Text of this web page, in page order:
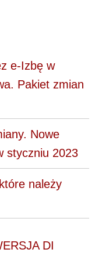
e-Izbę w
Pakiet zmian
Nowe
styczniu 2023
należy
DI